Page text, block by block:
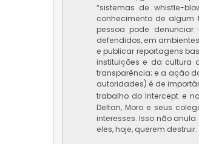
“sistemas de whistle-
conhecimento de algum
pessoa pode denunciar
defendidos, em
e publicar reportagens
instituições e da cultura
transparência; e a ação
autoridades) é de
trabalho do Intercept e
Deltan, Moro e seus
interesses. Isso não
eles, hoje, querem destruir.